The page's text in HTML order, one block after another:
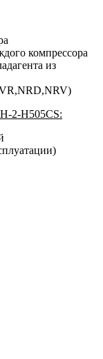
компрессора
из
2-H505CS: